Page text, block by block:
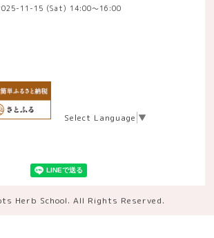
11-15 (Sat) 14:00～16:00
Select Language ▼
Herb School. All Rights Reserved.